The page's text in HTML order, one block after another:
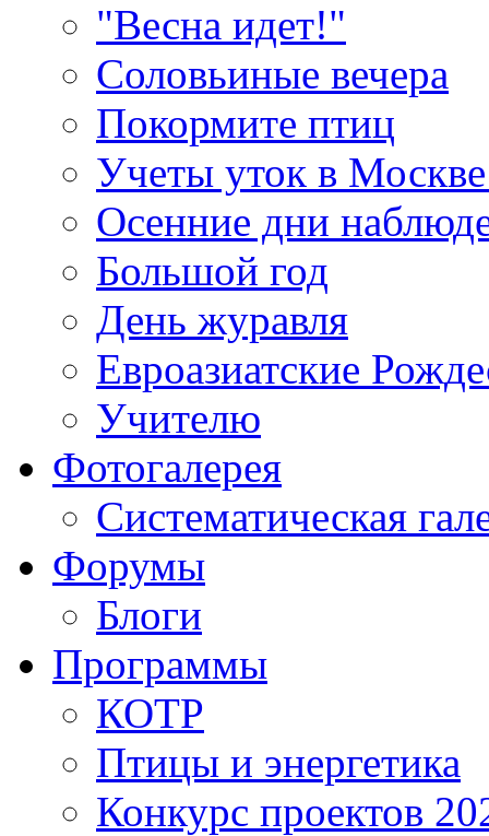
"Весна идет!"
Соловьиные вечера
Покормите птиц
Учеты уток в
Осенние дни
Большой год
День журавля
Евроазиатские
Учителю
Фотогалерея
Систематическая
Форумы
Блоги
Программы
КОТР
Птицы и энергетика
Конкурс проектов